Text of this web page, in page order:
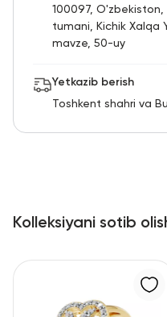
100097,
tumani, Kichik Xalqa
mavze, 50-uy
Yetkazib berish
Toshkent shahri va
Kolleksiyani sotib